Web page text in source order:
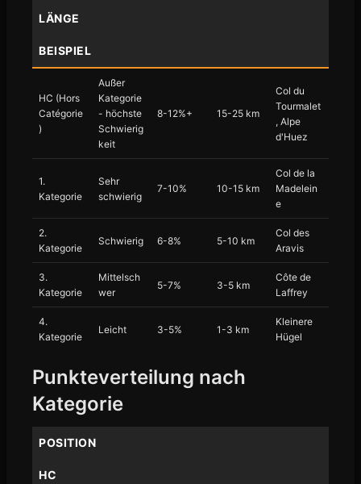
LÄNGE
BEISPIEL
HC (Hors
Catégorie
)
Außer
Kategorie
- höchste
Schwierig
keit
8-12%+ 15-25 km
Col du
Tourmalet
, Alpe
d'Huez
1.
Kategorie
Sehr
schwierig
7-10% 10-15 km
Col de la
Madelein
e
2.
Kategorie
Schwierig 6-8% 5-10 km
Col des
Aravis
3.
Kategorie
Mittelsch
wer
5-7% 3-5 km
Côte de
Laffrey
4.
Kategorie
Leicht 3-5% 1-3 km
Kleinere
Hügel
Punkteverteilung nach
Kategorie
POSITION
HC